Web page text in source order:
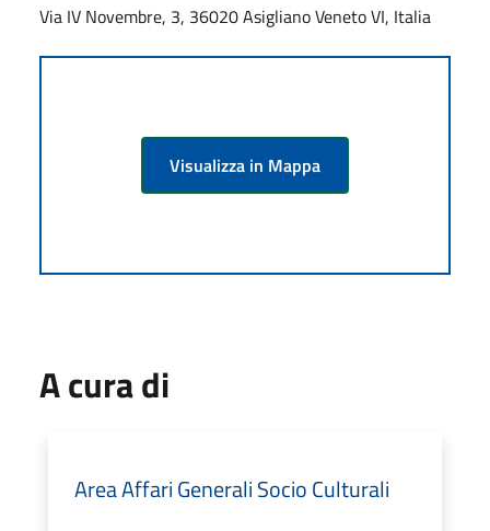
Via IV Novembre, 3, 36020 Asigliano Veneto VI, Italia
Visualizza in Mappa
A cura di
Area Affari Generali Socio Culturali